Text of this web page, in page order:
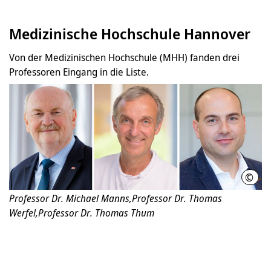
Medizinische Hochschule Hannover
Von der Medizinischen Hochschule (MHH) fanden drei
Professoren Eingang in die Liste.
©
Professor Dr. Michael Manns,Professor Dr. Thomas
Werfel,Professor Dr. Thomas Thum